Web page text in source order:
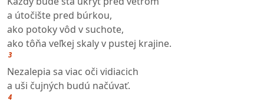
a útočište pred búrkou,
ako potoky vôd v suchote,
ako tôňa veľkej skaly v pustej krajine.
3
Nezalepia sa viac oči vidiacich
a uši čujných budú načúvať.
4